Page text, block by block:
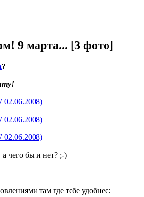
9 марта... [3 фото]
?
чего бы и нет? ;-)
там где тебе удобнее: